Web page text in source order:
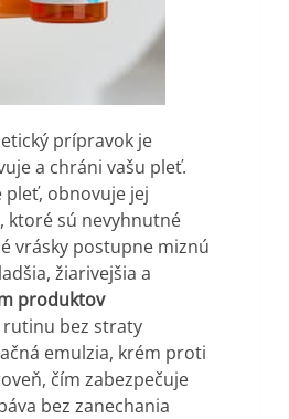
prípravok je
a chráni vašu pleť.
obnovuje jej
ktoré sú nevyhnutné
vrásky postupne miznú
žiarivejšia a
produktov
rutinu bez straty
emulzia, krém proti
čím zabezpečuje
bez zanechania